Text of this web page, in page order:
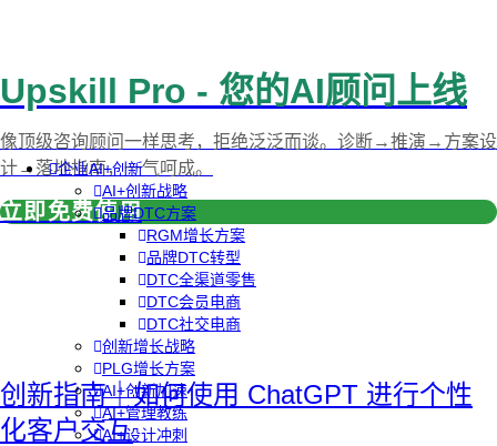
企业AI+创新
AI+创新战略
品牌DTC方案
RGM增长方案
品牌DTC转型
DTC全渠道零售
DTC会员电商
DTC社交电商
创新增长战略
PLG增长方案
AI+创新加速
AI+管理教练
AI+设计冲刺
Upskill Pro - 您的AI顾问上线
像顶级咨询顾问一样思考，拒绝泛泛而谈。诊断→推演→方案设
计→落地指南，一气呵成。
立即免费使用
创新指南｜如何使用 ChatGPT 进行个性
化客户交互